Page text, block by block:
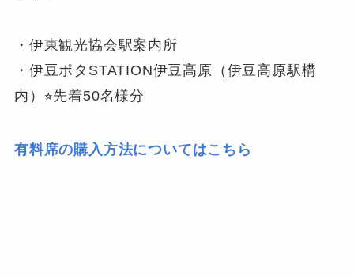
・伊東観光協会駅案内所
・伊豆ポタSTATION伊豆高原（伊豆高原駅構
内）⭐︎先着50名様分
有料席の購入方法についてはこちら